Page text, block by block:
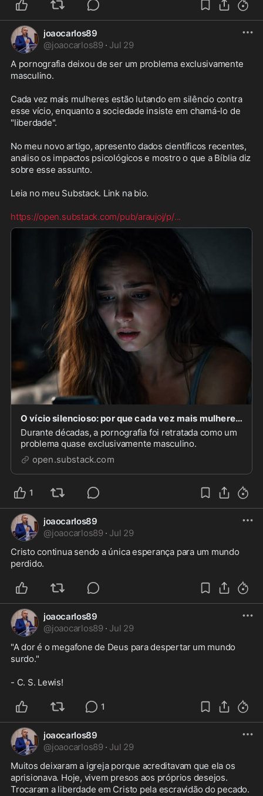
joaocarlos89
@joaocarlos89 · Jul 29
A pornografia deixou de ser um problema exclusivamente
masculino.
Cada vez mais mulheres estão lutando em silêncio contra
esse vício, enquanto a sociedade insiste em chamá-lo de
"liberdade".
No meu novo artigo, apresento dados científicos recentes,
analiso os impactos psicológicos e mostro o que a Bíblia diz
sobre esse assunto.
Leia no meu Substack. Link na bio.
https://open.substack.com/pub/araujoj/p/...
O vício silencioso: por que cada vez mais mulheres estão presas à pornografia?
Durante décadas, a pornografia foi retratada como um
problema quase exclusivamente masculino.
open.substack.com
1
joaocarlos89
@joaocarlos89 · Jul 29
Cristo continua sendo a única esperança para um mundo
perdido.
joaocarlos89
@joaocarlos89 · Jul 29
"A dor é o megafone de Deus para despertar um mundo
surdo."
- C. S. Lewis!
1
joaocarlos89
@joaocarlos89 · Jul 29
Muitos deixaram a igreja porque acreditavam que ela os
aprisionava. Hoje, vivem presos aos próprios desejos.
Trocaram a liberdade em Cristo pela escravidão do pecado.